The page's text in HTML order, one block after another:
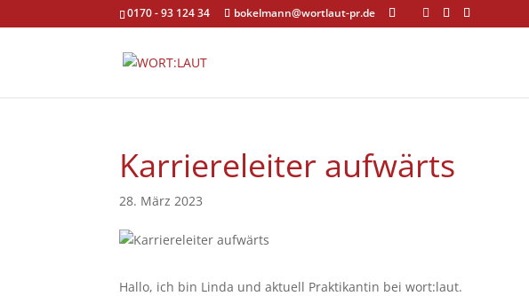
0170 - 93 124 34 bokelmann@wortlaut-pr.de
Karriereleiter aufwärts
28. März 2023
Hallo, ich bin Linda und aktuell Praktikantin bei wort:laut.